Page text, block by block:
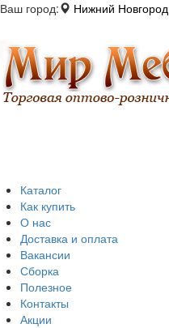
Ваш город: Нижний Новгород
Каталог
Как купить
О нас
Доставка и оплата
Вакансии
Сборка
Полезное
Контакты
Акции